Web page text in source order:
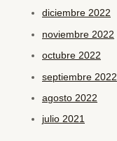
diciembre 2022
noviembre 2022
octubre 2022
septiembre 2022
agosto 2022
julio 2021